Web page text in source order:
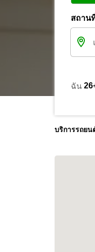
สถาน
ฉัน
บริการรถยน